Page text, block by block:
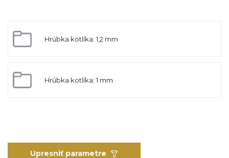
Hrúbka kotlíka: 1,2 mm
Hrúbka kotlíka: 1 mm
Upresniť parametre